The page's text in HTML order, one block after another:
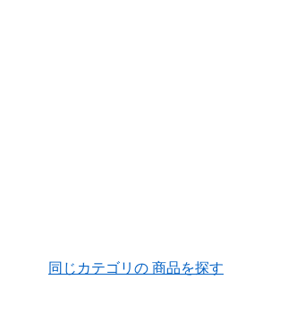
同じカテゴリの 商品を探す